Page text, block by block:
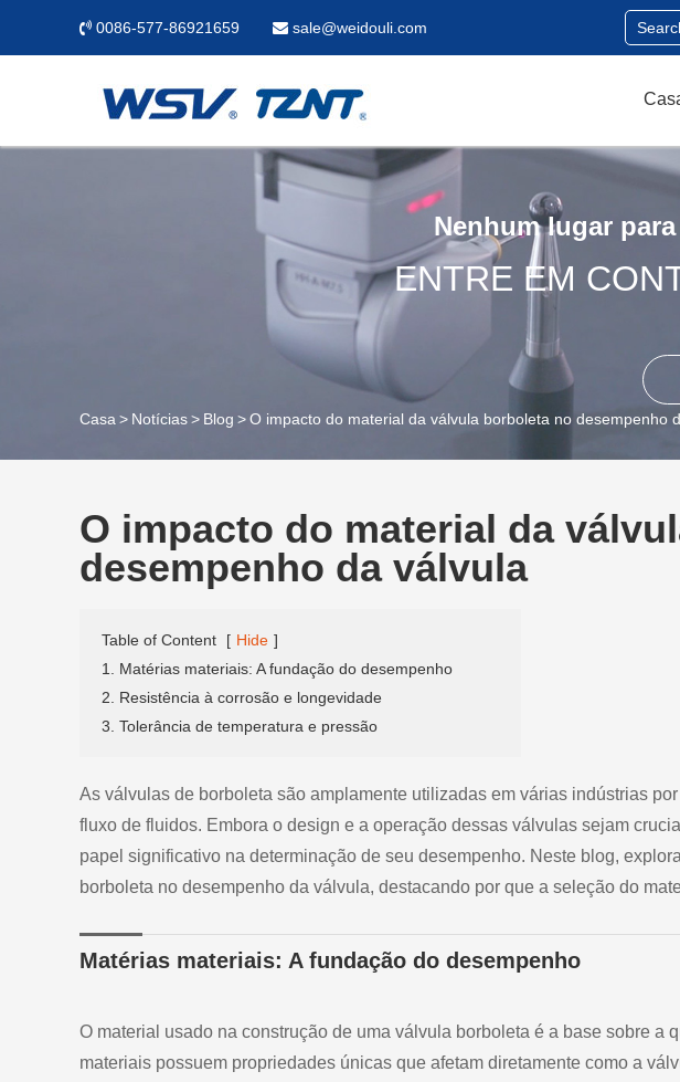
0086-577-86921659 sale@weidouli.com
Nenhum lugar
ENTRE EM
Casa Notícias Blog O impacto do material da válvula borboleta no desempenho
O impacto do material da
desempenho da válvula
Table of Content [ Hide ]
1. Matérias materiais: A fundação do desempenho
2. Resistência à corrosão e longevidade
3. Tolerância de temperatura e pressão
As válvulas de borboleta são amplamente utilizadas em várias indústrias
fluxo de fluidos. Embora o design e a operação dessas válvulas sejam
papel significativo na determinação de seu desempenho. Neste blog,
borboleta no desempenho da válvula, destacando por que a seleção do
Matérias materiais: A fundação do desempenho
O material usado na construção de uma válvula borboleta é a base sobre a
materiais possuem propriedades únicas que afetam diretamente como a